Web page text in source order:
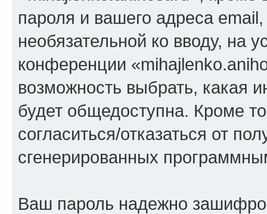
пароля и вашего адреса
необязательной ко вводу, на
конференции
возможность выбрать, какая
будет общедоступна. Кроме
согласиться/отказаться от
сгенерированных
Ваш пароль надежно